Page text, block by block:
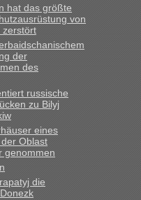
hier richtig bin mit meiner
mit gebrauchter
in die Ukraine
An welchem
der Ukraine geht es am
wie geplant am Montag
los gegen 5 Uhr in der
super bis zur Grenze. Nur
Re: An welchem
hat das größte
von
zerstört
der
des
russische
zu Bilyj
eines
Oblast
genommen
die